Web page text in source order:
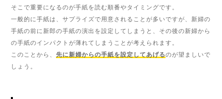
そこで重要になるのが手紙を読む順番やタイミングです。
一般的に手紙は、サプライズで用意されることが多いですが、新婦の
手紙の前に新郎の手紙の演出を設定してしまうと、その後の新婦から
の手紙のインパクトが薄れてしまうことが考えられます。
このことから、先に新婦からの手紙を設定してあげるのが望ましいで
しょう。